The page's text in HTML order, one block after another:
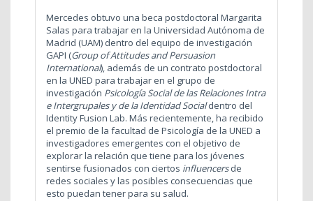
Mercedes obtuvo una beca postdoctoral Margarita
Salas para trabajar en la Universidad Autónoma de
Madrid (UAM) dentro del equipo de investigación
GAPI (Group of Attitudes and Persuasion
International), además de un contrato postdoctoral
en la UNED para trabajar en el grupo de
investigación Psicología Social de las Relaciones Intra
e Intergrupales y de la Identidad Socialdentro del
Identity Fusion Lab. Más recientemente, ha recibido
el premio de la facultad de Psicología de la UNED a
investigadores emergentes con el objetivo de
explorar la relación que tiene para los jóvenes
sentirse fusionados con ciertos influencersde
redes sociales y las posibles consecuencias que
esto puedan tener para su salud.